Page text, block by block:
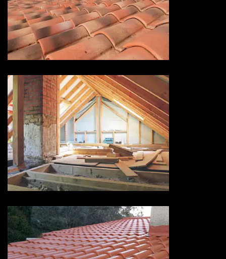
Devis hydrofuge toiture 73
Savoie
Isolation de toiture 73 Savoie